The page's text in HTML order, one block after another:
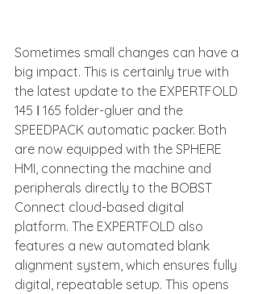
Sometimes small changes can have a
big impact. This is certainly true with
the latest update to the EXPERTFOLD
145 І 165 folder-gluer and the
SPEEDPACK automatic packer. Both
are now equipped with the SPHERE
HMI, connecting the machine and
peripherals directly to the BOBST
Connect cloud-based digital
platform. The EXPERTFOLD also
features a new automated blank
alignment system, which ensures fully
digital, repeatable setup. This opens